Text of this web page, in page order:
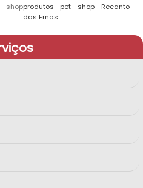
produtos pet shop Recanto
das Emas